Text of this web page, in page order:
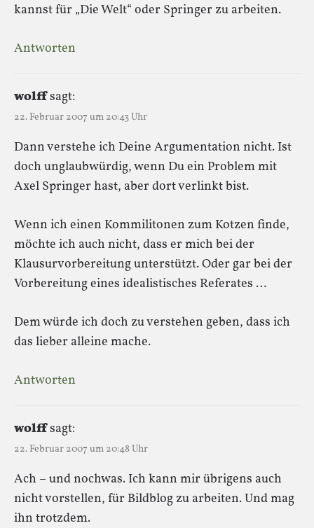
kannst für „Die Welt“ oder Springer zu arbeiten.
Antworten
wolffsagt:
22. Februar 2007 um 20:43 Uhr
Dann verstehe ich Deine Argumentation nicht. Ist
doch unglaubwürdig, wenn Du ein Problem mit
Axel Springer hast, aber dort verlinkt bist.
Wenn ich einen Kommilitonen zum Kotzen finde,
möchte ich auch nicht, dass er mich bei der
Klausurvorbereitung unterstützt. Oder gar bei der
Vorbereitung eines idealistisches Referates …
Dem würde ich doch zu verstehen geben, dass ich
das lieber alleine mache.
Antworten
wolffsagt:
22. Februar 2007 um 20:48 Uhr
Ach – und nochwas. Ich kann mir übrigens auch
nicht vorstellen, für Bildblog zu arbeiten. Und mag
ihn trotzdem.